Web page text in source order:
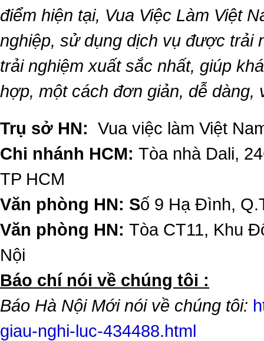
điểm hiện tại, Vua Việc Làm Việt
nghiệp, sử dụng dịch vụ được trải
trải nghiệm xuất sắc nhất, giúp
hợp, một cách đơn giản, dễ dàng,
Trụ sở HN: Vua việc làm Việt
Chi nhánh HCM: Tòa nhà Dali,
TP HCM
Văn phòng HN: Số 9 Hạ Đình,
Văn phòng HN: Tòa CT11, Khu
Nội
​Báo chí nói về chúng tôi :
Báo Hà Nội Mới nói về chúng tôi:
giau-nghi-luc-434488.html